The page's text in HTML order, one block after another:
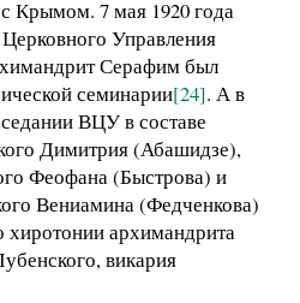
Крымом. 7 мая 1920 года
Управления
Серафим был
семинарии[24]. А в
ВЦУ в составе
Димитрия (Абашидзе),
Феофана (Быстрова) и
Вениамина (Федченкова)
архимандрита
викария